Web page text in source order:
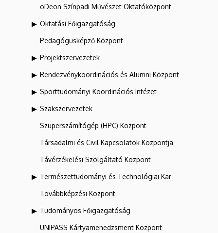
oDeon Színpadi Művészet Oktatóközpont
Oktatási Főigazgatóság
Pedagógusképző Központ
Projektszervezetek
Rendezvénykoordinációs és Alumni Központ
Sporttudományi Koordinációs Intézet
Szakszervezetek
Szuperszámítógép (HPC) Központ
Társadalmi és Civil Kapcsolatok Központja
Távérzékelési Szolgáltató Központ
Természettudományi és Technológiai Kar
Továbbképzési Központ
Tudományos Főigazgatóság
UNIPASS Kártyamenedzsment Központ